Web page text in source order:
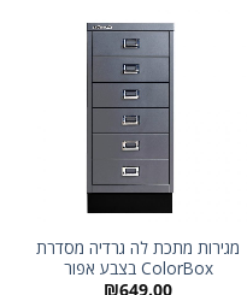
מגירות מתכת לה גרדיה מסדרת
ColorBox בצבע אפור
₪649.00